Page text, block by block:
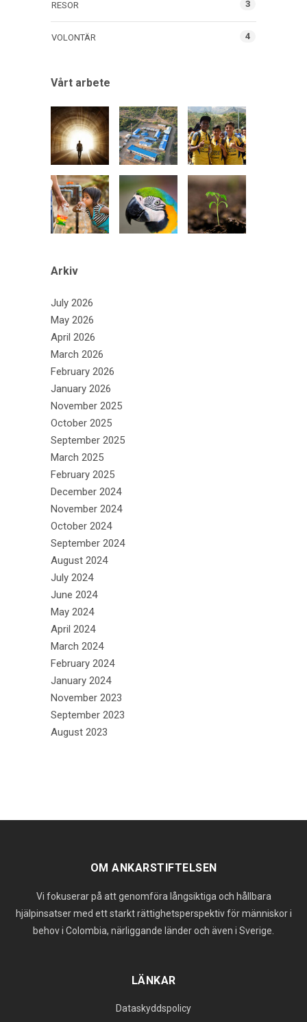
RESOR 3
VOLONTÄR 4
Vårt arbete
Arkiv
July 2026
May 2026
April 2026
March 2026
February 2026
January 2026
November 2025
October 2025
September 2025
March 2025
February 2025
December 2024
November 2024
October 2024
September 2024
August 2024
July 2024
June 2024
May 2024
April 2024
March 2024
February 2024
January 2024
November 2023
September 2023
August 2023
OM ANKARSTIFTELSEN
Vi fokuserar på att genomföra långsiktiga och hållbara
hjälpinsatser med ett starkt rättighetsperspektiv för människor i
behov i Colombia, närliggande länder och även i Sverige.
LÄNKAR
Dataskyddspolicy